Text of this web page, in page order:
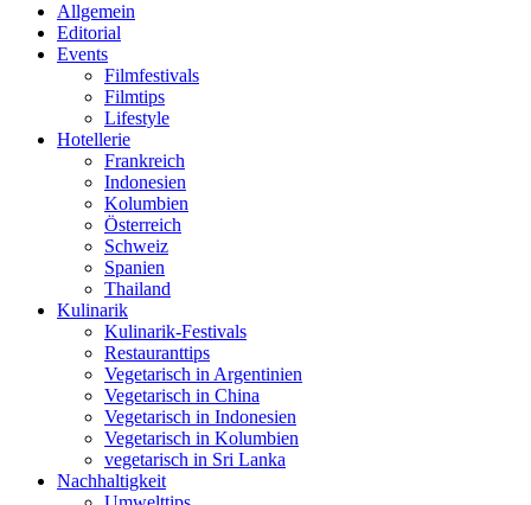
Allgemein
Editorial
Events
Filmfestivals
Filmtips
Lifestyle
Hotellerie
Frankreich
Indonesien
Kolumbien
Österreich
Schweiz
Spanien
Thailand
Kulinarik
Kulinarik-Festivals
Restauranttips
Vegetarisch in Argentinien
Vegetarisch in China
Vegetarisch in Indonesien
Vegetarisch in Kolumbien
vegetarisch in Sri Lanka
Nachhaltigkeit